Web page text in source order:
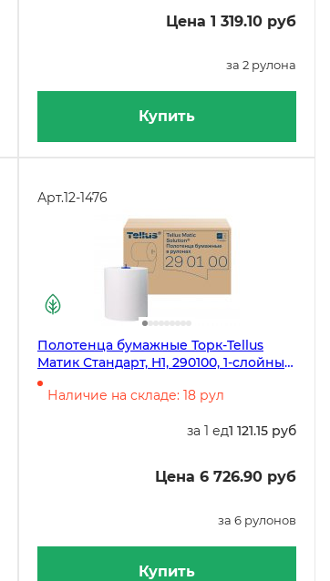
Цена 1 319.10 руб
за 2 рулона
Купить
Арт.12-1476
Полотенца бумажные Торк-Tellus
Матик Стандарт, H1, 290100, 1-слойные,
белые, 1120 листов, 6 рулонов в
упаковке
Наличие на складе: 18 рул
за 1 ед1 121.15 руб
Цена 6 726.90 руб
за 6 рулонов
Купить